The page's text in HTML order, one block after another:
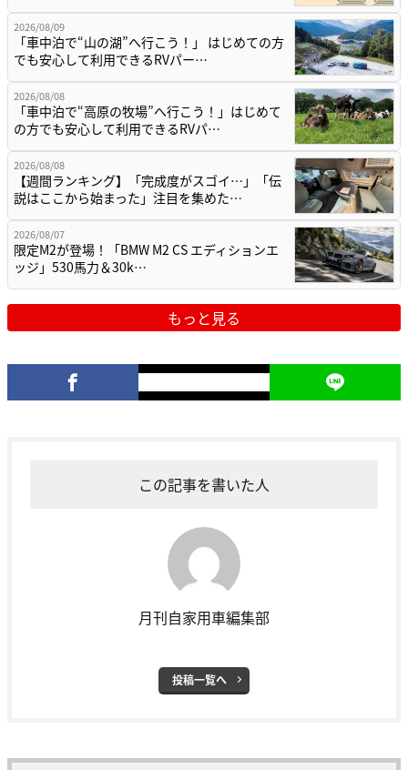
2026/08/09
「車中泊で“山の湖”へ行こう！」 はじめての方
でも安心して利用できるRVパー…
2026/08/08
「車中泊で“高原の牧場”へ行こう！」はじめて
の方でも安心して利用できるRVパ…
2026/08/08
【週間ランキング】「完成度がスゴイ…」「伝
説はここから始まった」注目を集めた…
2026/08/07
限定M2が登場！「BMW M2 CS エディションエ
ッジ」530馬力＆30k…
もっと見る
この記事を書いた人
月刊自家用車編集部
投稿一覧へ